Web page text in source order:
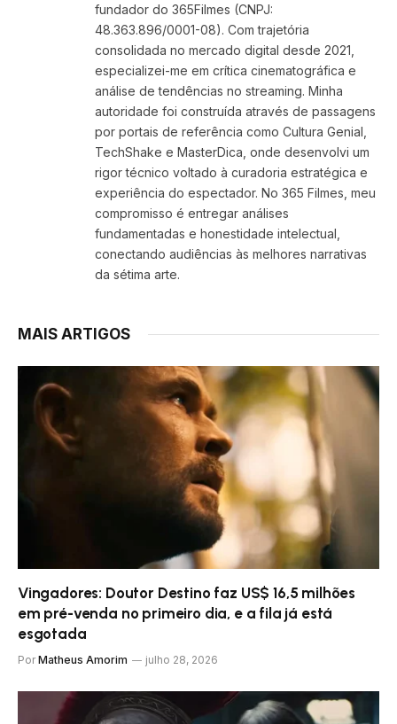
fundador do 365Filmes (CNPJ:
48.363.896/0001-08). Com trajetória
consolidada no mercado digital desde 2021,
especializei-me em crítica cinematográfica e
análise de tendências no streaming. Minha
autoridade foi construída através de passagens
por portais de referência como Cultura Genial,
TechShake e MasterDica, onde desenvolvi um
rigor técnico voltado à curadoria estratégica e
experiência do espectador. No 365 Filmes, meu
compromisso é entregar análises
fundamentadas e honestidade intelectual,
conectando audiências às melhores narrativas
da sétima arte.
MAIS ARTIGOS
Vingadores: Doutor Destino faz US$ 16,5 milhões
em pré-venda no primeiro dia, e a fila já está
esgotada
Por Matheus Amorim julho 28, 2026